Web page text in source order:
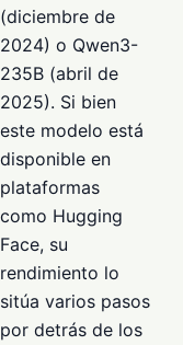
(diciembre de
2024) o Qwen3-
235B (abril de
2025). Si bien
este modelo está
disponible en
plataformas
como Hugging
Face, su
rendimiento lo
sitúa varios pasos
por detrás de los